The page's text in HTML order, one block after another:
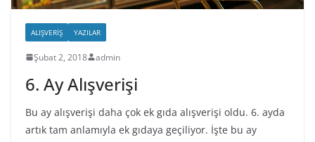
ALIŞVERIŞ YAZILAR
Şubat 2, 2018 admin
6. Ay Alışverişi
Bu ay alışverişi daha çok ek gıda alışverişi oldu. 6. ayda
artık tam anlamıyla ek gıdaya geçiliyor. İşte bu ay